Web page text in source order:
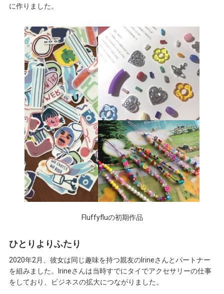
に作りました。
Fluffyfluの初期作品
ひとりよりふたり
2020年2月、彼女は同じ趣味を持つ親友のIrineさんとパートナー
を組みました。Irineさんは当時すでにタイでアクセサリーの仕事
をしており、ビジネスの拡大につながりました。